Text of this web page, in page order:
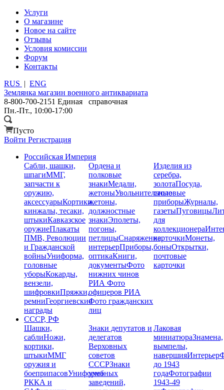
Услуги
О магазине
Новое на сайте
Отзывы
Условия комиссии
Форум
Контакты
RUS | ENG
Землянка магазин военного антиквариата
8-800-700-2151 Единая справочная
Пн.-Пт., 10:00-17:00
Пусто
Войти Регистрация
Российская Империя
Сабли, шашки,
шпагиММГ,
запчасти к
оружию,
аксессуарыКортики,
кинжалы, тесаки,
штыкиКавказское
оружиеПлакаты
ПМВ, Революции
и Гражданской
войныУниформа,
головные
уборыКокарды,
вензели,
шифровкиПряжки,
ремниГеоргиевские
награды
Ордена и
полковые
знакиМедали,
жетоныУвольнительные
жетоны,
должностные
знакиЭполеты,
погоны,
петлицыСнаряжение,
интерьерПриборы,
оптикаКниги,
документыФото
нижних чинов
РИАФото
офицеров РИА
Фото гражданских
лиц
Изделия из
серебра,
золотаПосуда,
столовые
приборыЖурналы,
газетыПуговицы
для
коллекционера
карточкиМонеты,
боныОткрытки,
почтовые
карточки
СССР, РФ
Шашки,
саблиНожи,
кортики,
штыкиММГ
оружия и
боеприпасовУниформа
РККА и
Знаки депутатов и
делегатов
Верховных
советов
СССРЗнаки
учебных
заведений,
Лаковая
миниатюраЗнамена,
вымпелы,
навершияИнтерьер
до 1943
годаФотографии
1943-49